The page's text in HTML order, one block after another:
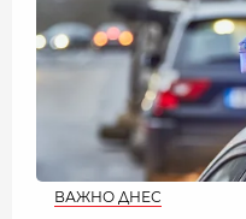
ВАЖНО ДНЕС